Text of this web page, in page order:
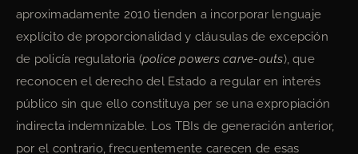
aproximadamente 2010 tienden a incorporar lenguaje
explícito de proporcionalidad y cláusulas de excepción
de policía regulatoria (police powers carve-outs), que
reconocen el derecho del Estado a regular en interés
público sin que ello constituya per se una expropiación
indirecta indemnizable. Los TBIs de generación anterior,
por el contrario, frecuentemente carecen de esas